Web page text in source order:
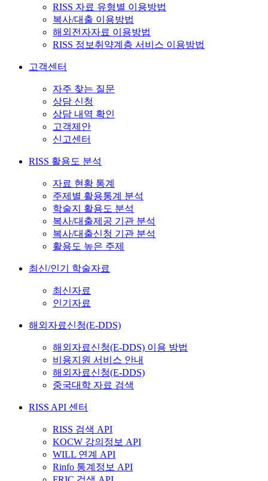
RISS 자료 유형별 이용방법
복사/대출 이용방법
해외전자자료 이용방법
RISS 정보취약계층 서비스 이용방법
고객센터
자주 찾는 질문
상담 신청
상담 내역 확인
고객제안
신고센터
RISS 활용도 분석
자료 현황 통계
주제별 활용통계 분석
학술지 활용도 분석
복사/대출제공 기관 분석
복사/대출신청 기관 분석
활용도 높은 주제
최신/인기 학술자료
최신자료
인기자료
해외자료신청(E-DDS)
해외자료신청(E-DDS) 이용 방법
비용지원 서비스 안내
해외자료신청(E-DDS)
중국대학 자료 검색
RISS API 센터
RISS 검색 API
KOCW 강의정보 API
WILL 연계 API
Rinfo 통계정보 API